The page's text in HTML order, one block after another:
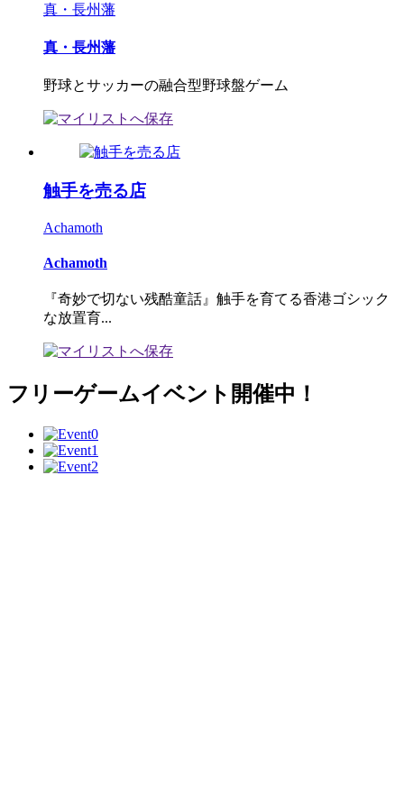
真・長州藩
真・長州藩
野球とサッカーの融合型野球盤ゲーム
触手を売る店
Achamoth
Achamoth
『奇妙で切ない残酷童話』触手を育てる香港ゴシック
な放置育...
フリーゲームイベント開催中！